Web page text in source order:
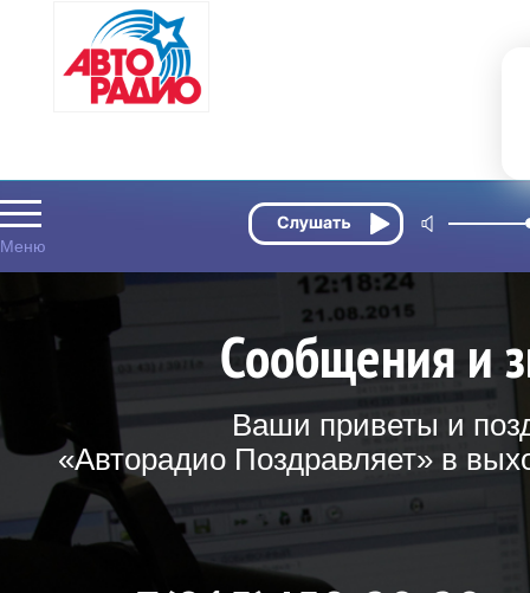
Сообщения и
Ваши приветы и
«Авторадио Поздравляет» в